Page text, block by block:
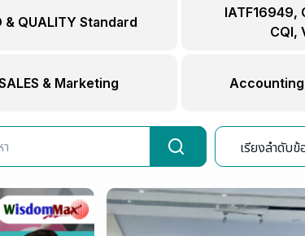
& QUALITY Standard
IATF16949,
CQI,
& Marketing
เรียงลำดับ